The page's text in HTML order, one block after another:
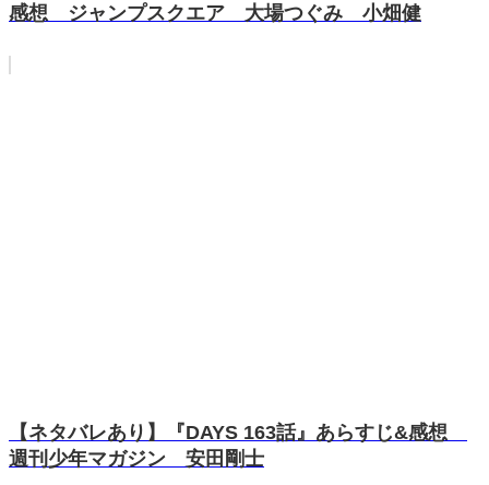
感想 ジャンプスクエア 大場つぐみ 小畑健
【ネタバレあり】『DAYS 163話』あらすじ&感想
週刊少年マガジン 安田剛士